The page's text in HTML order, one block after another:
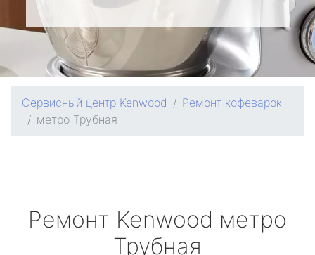
Сервисный центр Kenwood
Ремонт кофеварок
метро Трубная
Ремонт Kenwood метро
Трубная